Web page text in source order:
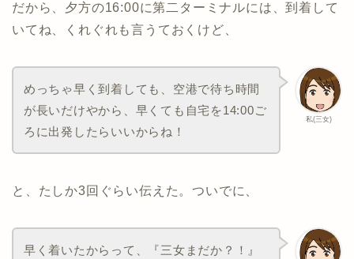
だから、夕方の16:00に第二ターミナルには、到着して
いてね、くれぐれも言うておくけど、
私(三女)
めっちゃ早く到着しても、空港で待ち時間
が長いだけやから、早くても自宅を14:00ご
ろに出発したらいいからね！
と、たしか3回ぐらい伝えた。ついでに、
早く着いたからって、『三女まだか？！』